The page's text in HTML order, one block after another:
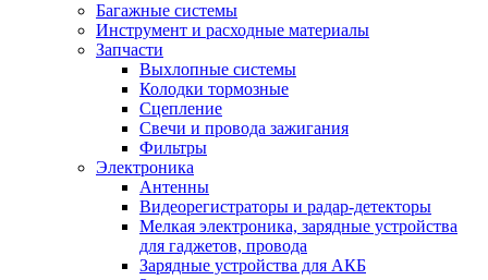
Багажные системы
Инструмент и расходные материалы
Запчасти
Выхлопные системы
Колодки тормозные
Сцепление
Свечи и провода зажигания
Фильтры
Электроника
Антенны
Видеорегистраторы и радар-детекторы
Мелкая электроника, зарядные устройства
для гаджетов, провода
Зарядные устройства для АКБ